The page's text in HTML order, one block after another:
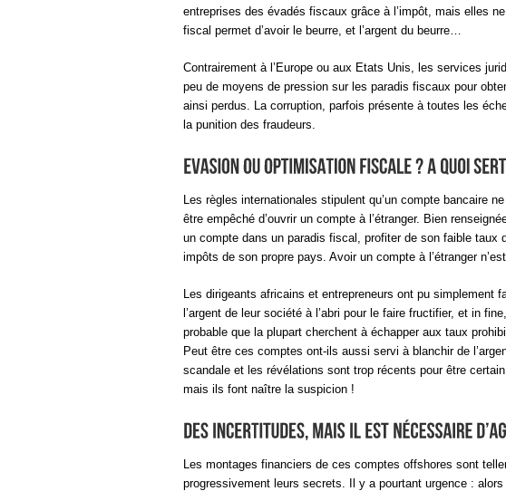
entreprises des évadés fiscaux grâce à l’impôt, mais elles
fiscal permet d’avoir le beurre, et l’argent du beurre…
Contrairement à l’Europe ou aux Etats Unis, les services
peu de moyens de pression sur les paradis fiscaux pour
ainsi perdus. La corruption, parfois présente à toutes les
la punition des fraudeurs.
Les règles internationales stipulent qu’un compte bancaire
être empêché d’ouvrir un compte à l’étranger. Bien
un compte dans un paradis fiscal, profiter de son faible taux
impôts de son propre pays. Avoir un compte à l’étranger
Les dirigeants africains et entrepreneurs ont pu simplement
l’argent de leur société à l’abri pour le faire fructifier, et in
probable que la plupart cherchent à échapper aux taux
Peut être ces comptes ont-ils aussi servi à blanchir de
scandale et les révélations sont trop récents pour être
mais ils font naître la suspicion !
Les montages financiers de ces comptes offshores sont
progressivement leurs secrets. Il y a pourtant urgence :